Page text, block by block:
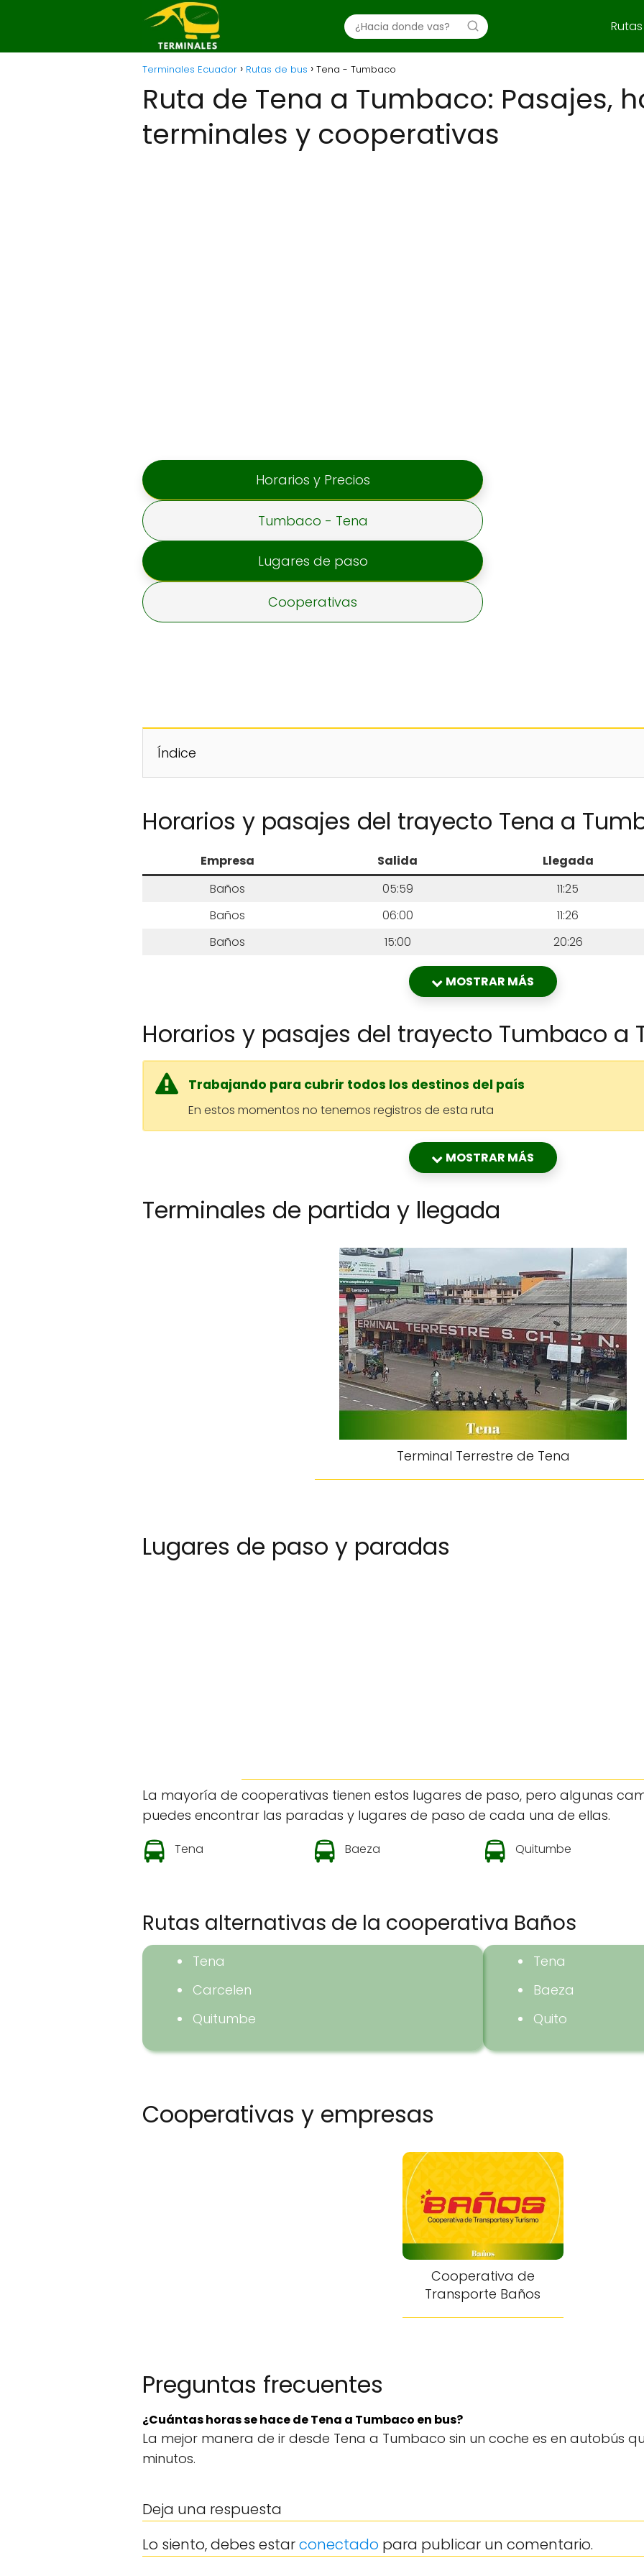
Rutas
Terminales Ecuador Rutas de bus Tena - Tumbaco
Ruta de Tena a Tumbaco: Pasajes,
terminales y cooperativas
Horarios y Precios
Tumbaco - Tena
Lugares de paso
Cooperativas
Índice
Horarios y pasajes del trayecto Tena a
Empresa Salida Llegada
Baños
05:59 11:25
Baños
06:00 11:26
Baños
15:00 20:26
22:26
19:50
MOSTRAR MÁS
Horarios y pasajes del trayecto Tumbaco a
Trabajando para cubrir todos los destinos del país
En estos momentos no tenemos registros de esta ruta
MOSTRAR MÁS
Terminales de partida y llegada
Terminal Terrestre de Tena
Lugares de paso y paradas
La mayoría de cooperativas tienen estos lugares de paso, pero algunas
puedes encontrar las paradas y lugares de paso de cada una de ellas.
Tena Baeza Quitumbe
Rutas alternativas de la cooperativa Baños
Tena
Carcelen
Quitumbe
Tena
Baeza
Quito
Cooperativas y empresas
Cooperativa de
Transporte Baños
Preguntas frecuentes
¿Cuántas horas se hace de Tena a Tumbaco en bus?
La mejor manera de ir desde Tena a Tumbaco sin un coche es en autobús
minutos.
Deja una respuesta
Lo siento, debes estarconectado para publicar un comentario.